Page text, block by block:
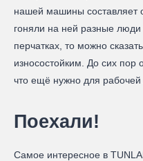
нашей машины составляет
гоняли на ней разные
перчатках, то можно
износостойким. До сих пор
что ещё нужно для
Поехали!
Самое интересное в